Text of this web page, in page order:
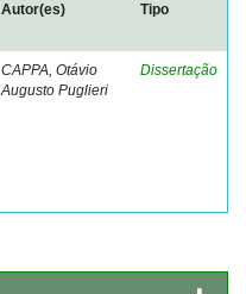
Autor(es) Tipo
CAPPA, Otávio
Augusto Puglieri
Dissertação